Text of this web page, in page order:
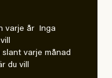
varje år Inga
varje månad
du vill